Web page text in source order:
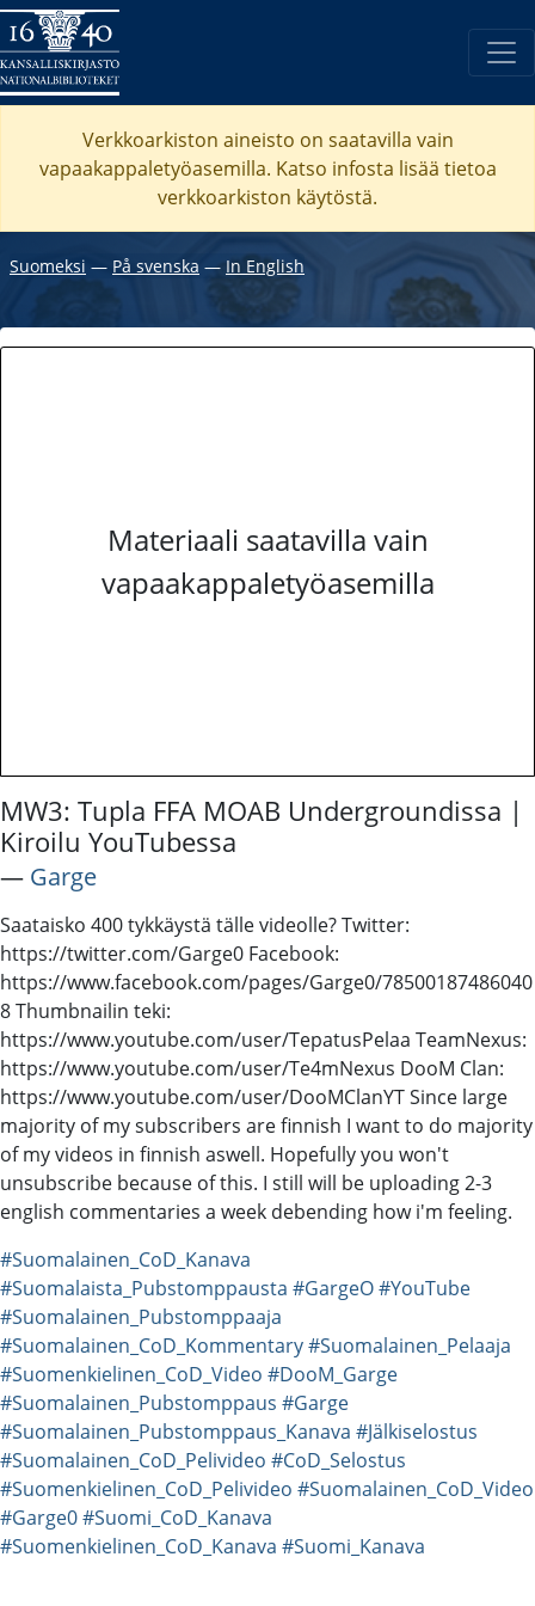
Verkkoarkiston aineisto on saatavilla vain
vapaakappaletyöasemilla. Katso infosta lisää tietoa
verkkoarkiston käytöstä.
Suomeksi ― På svenska ― In English
Materiaali saatavilla vain
vapaakappaletyöasemilla
MW3: Tupla FFA MOAB Undergroundissa |
Kiroilu YouTubessa
― Garge
Saataisko 400 tykkäystä tälle videolle? Twitter:
https://twitter.com/Garge0 Facebook:
https://www.facebook.com/pages/Garge0/78500187486040
8 Thumbnailin teki:
https://www.youtube.com/user/TepatusPelaa TeamNexus:
https://www.youtube.com/user/Te4mNexus DooM Clan:
https://www.youtube.com/user/DooMClanYT Since large
majority of my subscribers are finnish I want to do majority
of my videos in finnish aswell. Hopefully you won't
unsubscribe because of this. I still will be uploading 2-3
english commentaries a week debending how i'm feeling.
#Suomalainen_CoD_Kanava
#Suomalaista_Pubstomppausta #GargeO#YouTube
#Suomalainen_Pubstomppaaja
#Suomalainen_CoD_Kommentary#Suomalainen_Pelaaja
#Suomenkielinen_CoD_Video #DooM_Garge
#Suomalainen_Pubstomppaus #Garge
#Suomalainen_Pubstomppaus_Kanava #Jälkiselostus
#Suomalainen_CoD_Pelivideo #CoD_Selostus
#Suomenkielinen_CoD_Pelivideo #Suomalainen_CoD_Video
#Garge0#Suomi_CoD_Kanava
#Suomenkielinen_CoD_Kanava #Suomi_Kanava